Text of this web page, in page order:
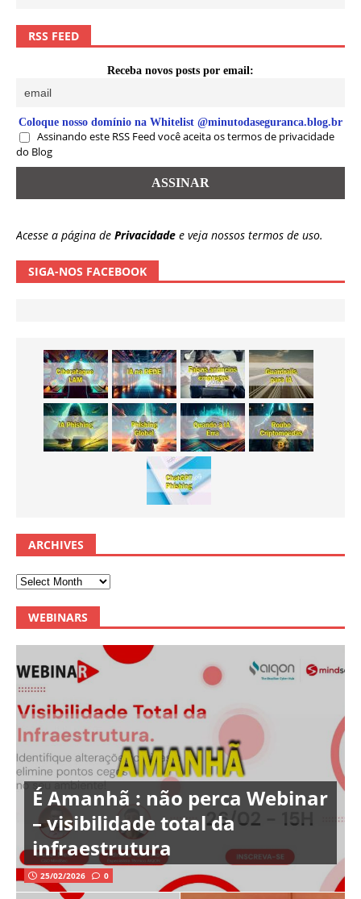
RSS FEED
Receba novos posts por email:
Coloque nosso domínio na Whitelist @minutodaseguranca.blog.br
Assinando este RSS Feed você aceita os termos de privacidade
do Blog
Acesse a página de Privacidade e veja nossos termos de uso.
SIGA-NOS FACEBOOK
ARCHIVES
WEBINARS
É Amanhã : não perca Webinar
– visibilidade total da
infraestrutura
25/02/2026 0